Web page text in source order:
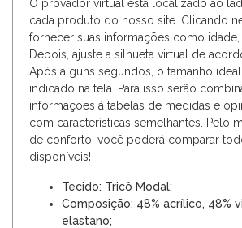
O provador virtual está localizado ao
cada produto do nosso site. Clicando
fornecer suas informações como idade,
Depois, ajuste a silhueta virtual de
Após alguns segundos, o tamanho
indicado na tela. Para isso serão
informações à tabelas de medidas e
com características semelhantes. Pelo
de conforto, você poderá comparar
disponíveis!
Tecido: Tricô Modal;
Composição: 48% acrílico, 48%
elastano;